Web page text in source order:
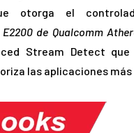
otorga el
de Qualcomm
Stream Detect
las aplicaciones